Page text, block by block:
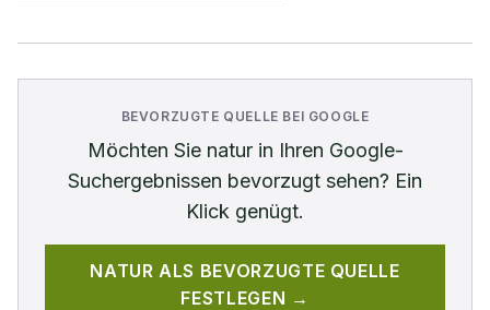
BEVORZUGTE QUELLE BEI GOOGLE
Möchten Sie naturin Ihren Google-
Suchergebnissen bevorzugt sehen? Ein
Klick genügt.
NATUR ALS BEVORZUGTE QUELLE
FESTLEGEN →